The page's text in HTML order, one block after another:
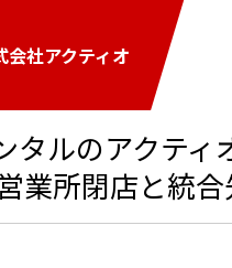
会社アクティオ
タルのアクティ
業所閉店と統